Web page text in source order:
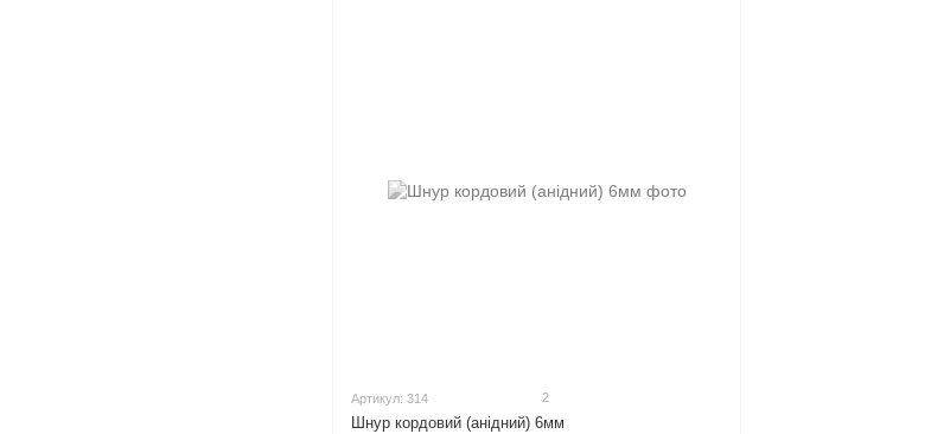
Артикул: 314 2
Шнур кордовий (анідний) 6мм